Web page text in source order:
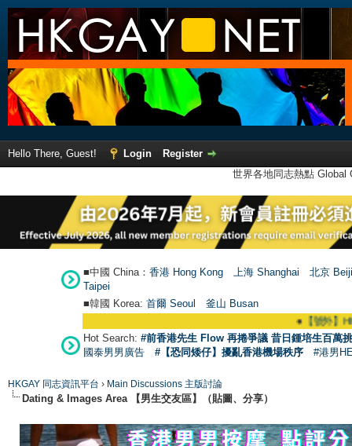
Hello There, Guest! Login
Register
世界各地同志熱點
■中國 China： 香港 Hong Kong 上海 Shanghai
北京
Taipei
■韓國 Korea: 首爾 Seoul 釜山 Busan
【號外】
Hot Search: #前香港先生 Flow 再捲爭議 昔日鍾培生百萬
國泰男男廣告
#【恐同矮仔】擾亂香港機場秩序 #港男
HKGAY 同志資訊平台 › Main Discussions 主版討論
Dating & Images Area 【男生交友區】（貼圖、分享）